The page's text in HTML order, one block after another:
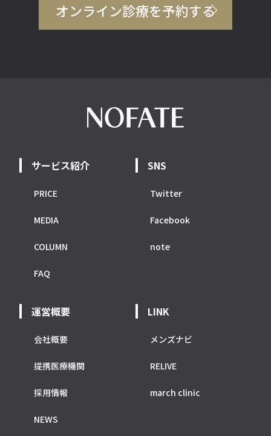
オンライン診療を予約する
サービス紹介
PRICE
MEDIA
COLUMN
FAQ
SNS
Twitter
Facebook
note
運営概要
会社概要
提携医療機関
採用情報
NEWS
LINK
メンズナビ
RELIVE
march clinic